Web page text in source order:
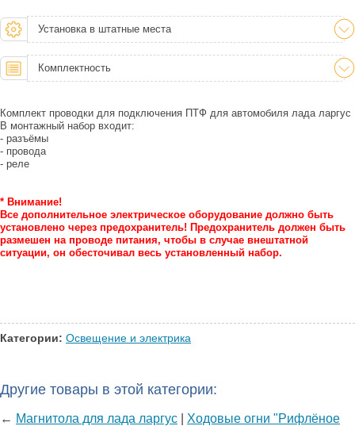
Установка в штатные места
Комплектность
Комплект проводки для подключения ПТФ для автомобиля лада ларгус
В монтажный набор входит:
- разъёмы
- провода
- реле
* Внимание!
Все дополнительное электрическое оборудование должно быть
установлено через предохранитель! Предохранитель должен быть
размешен на проводе питания, чтобы в случае внештатной
ситуации, он обесточивал весь установленный набор.
Категории: Освещение и электрика
Другие товары в этой категории:
← Магнитола для лада ларгус
Ходовые огни "Рифлёное